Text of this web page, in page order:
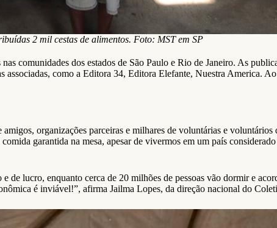
2 mil cestas de alimentos. Foto: MST em SP
dos estados de São Paulo e Rio de Janeiro. As
como a Editora 34, Editora Elefante, Nuestra America.
organizações parceiras e milhares de voluntárias e voluntários
garantida na mesa, apesar de vivermos em um país
lucro, enquanto cerca de 20 milhões de pessoas vão dormir e
é inviável!”, afirma Jailma Lopes, da direção nacional do